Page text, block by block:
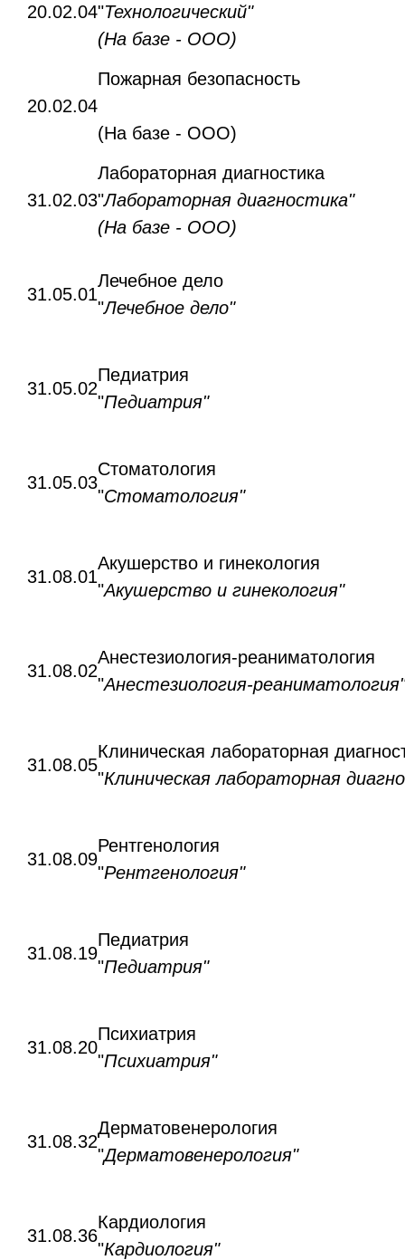
20.02.04"Технологический"
(На базе - ООО)
20.02.04
Пожарная безопасность
(На базе - ООО)
31.02.03
Лабораторная диагностика
"Лабораторная диагностика"
(На базе - ООО)
31.05.01
Лечебное дело
"Лечебное дело"
31.05.02
Педиатрия
"Педиатрия"
31.05.03
Стоматология
"Стоматология"
31.08.01
Акушерство и гинекология
"Акушерство и гинекология"
31.08.02
Анестезиология-реаниматология
"Анестезиология-реаниматология"
31.08.05
Клиническая лабораторная
"Клиническая лабораторная
31.08.09
Рентгенология
"Рентгенология"
31.08.19
Педиатрия
"Педиатрия"
31.08.20
Психиатрия
"Психиатрия"
31.08.32
Дерматовенерология
"Дерматовенерология"
31.08.36
Кардиология
"Кардиология"